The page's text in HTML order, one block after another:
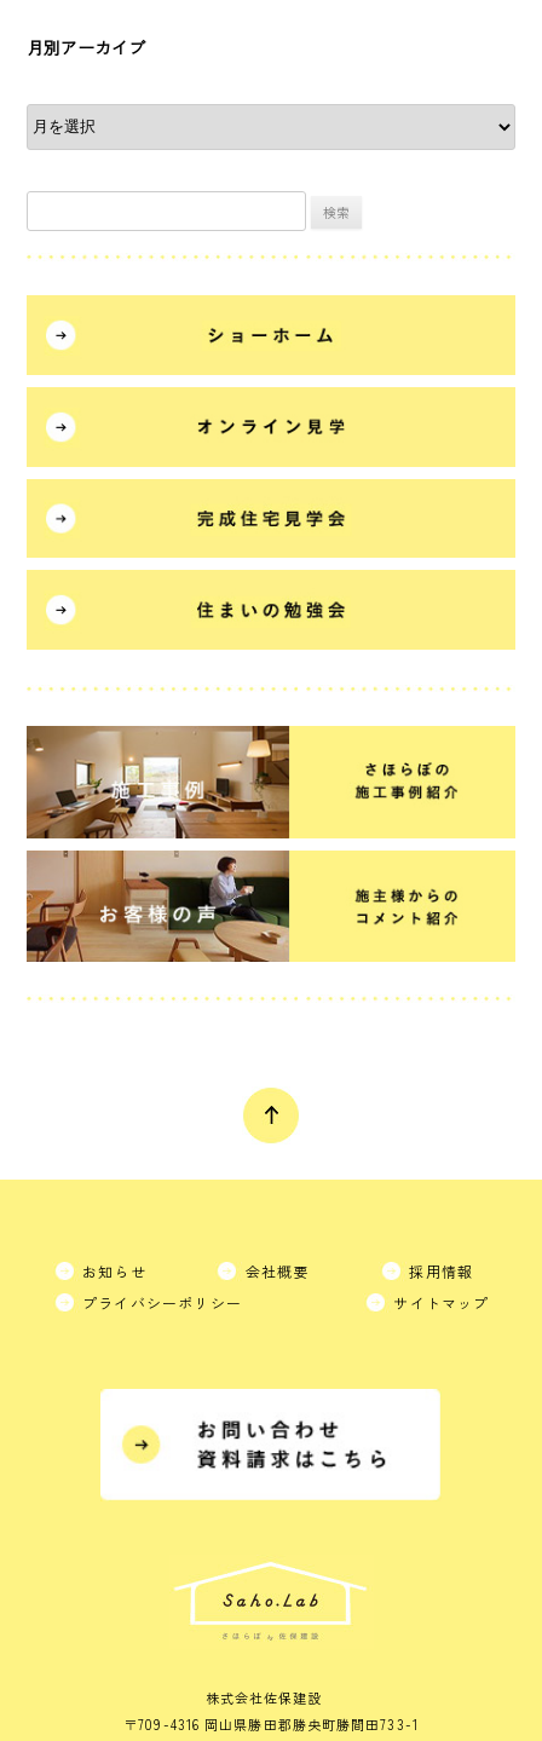
月別アーカイブ
お知らせ 会社概要
採用情報
プライバシーポリシー
サイトマップ
株式会社佐保建設
〒709-4316 岡山県勝田郡勝央町勝間田733-1